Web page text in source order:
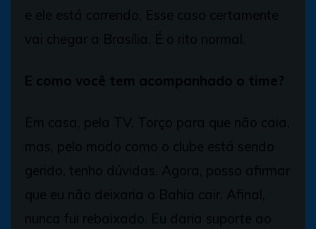
e ele está correndo. Esse caso certamente
vai chegar a Brasília. É o rito normal.
E como você tem acompanhado o time?
Em casa, pela TV. Torço para que não caia,
mas, pelo modo como o clube está sendo
gerido, tenho dúvidas. Agora, posso afirmar
que eu não deixaria o Bahia cair. Afinal,
nunca fui rebaixado. Eu daria suporte ao